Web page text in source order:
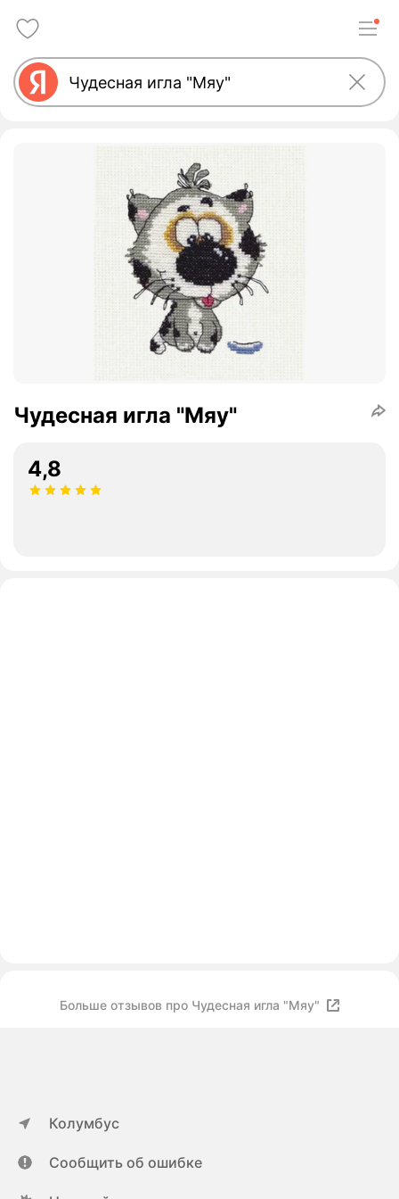
Чудесная игла "Мяу"
4,8
Больше отзывов про Чудесная игла "Мяу"
Колумбус
Сообщить об ошибке